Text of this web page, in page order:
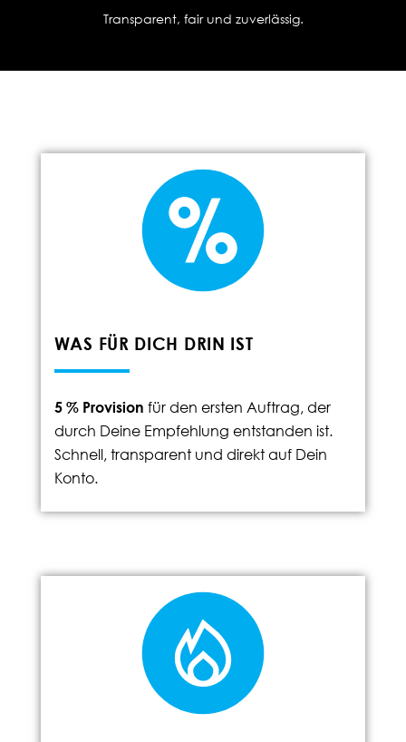
Transparent, fair und zuverlässig.
WAS FÜR DICH DRIN IST
5 % Provision für den ersten Auftrag, der
durch Deine Empfehlung entstanden ist.
Schnell, transparent und direkt auf Dein
Konto.